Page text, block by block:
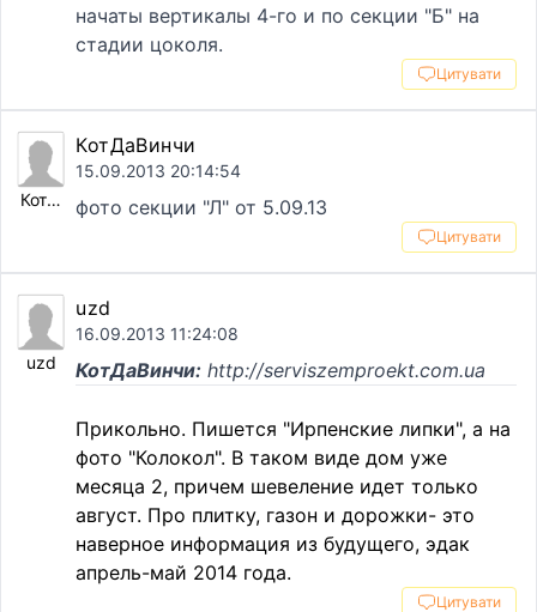
начаты вертикалы 4-го и по секции "Б" на
стадии цоколя.
Цитувати
КотДаВинчи
КотДаВинчи
15.09.2013 20:14:54
фото секции "Л" от 5.09.13
Цитувати
uzd
uzd
16.09.2013 11:24:08
КотДаВинчи: http://serviszemproekt.com.ua
Прикольно. Пишется "Ирпенские липки", а на
фото "Колокол". В таком виде дом уже
месяца 2, причем шевеление идет только
август. Про плитку, газон и дорожки- это
наверное информация из будущего, эдак
апрель-май 2014 года.
Цитувати